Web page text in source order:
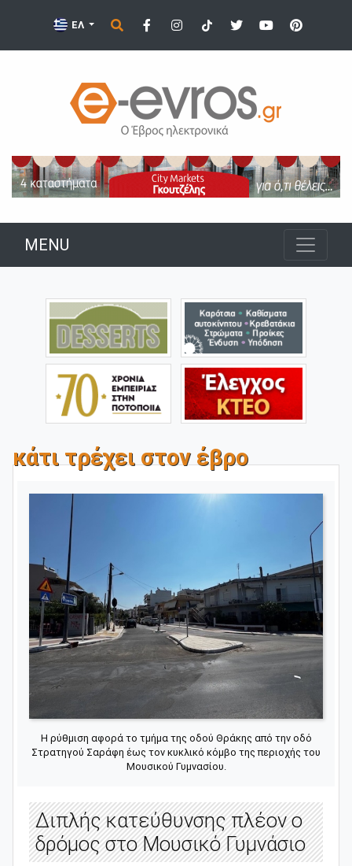
ΕΛ
MENU
κάτι τρέχει στον έβρο
Η ρύθμιση αφορά το τμήμα της οδού Θράκης από την οδό
Στρατηγού Σαράφη έως τον κυκλικό κόμβο της περιοχής του
Μουσικού Γυμνασίου.
Διπλής κατεύθυνσης πλέον ο
δρόμος στο Μουσικό Γυμνάσιο